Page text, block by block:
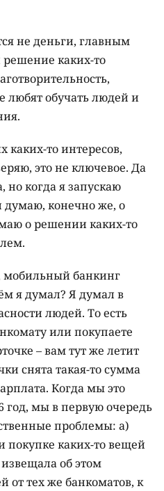
не деньги, главным
решение каких-то
любят обучать людей и
каких-то интересов,
это не ключевое. Да
но когда я запускаю
думаю, конечно же, о
о решении каких-то
мобильный банкинг
я думал? Я думал в
людей. То есть
или покупаете
– вам тут же летит
снята такая-то сумма
Когда мы это
год, мы в первую очередь
проблемы: а)
покупке каких-то вещей
об этом
от тех же банкоматов, к